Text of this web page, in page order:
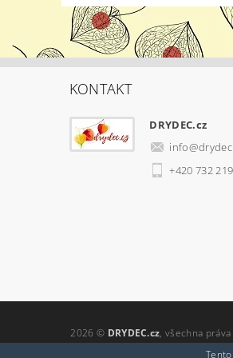
KONTAKT
DRYDEC.cz
info@
+420 732
2026 © DRYDEC.cz, všechna